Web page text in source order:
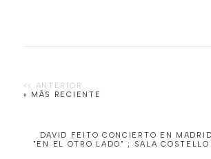
« MÁS RECIENTE
DAVID FEITO CONCIERTO EN
"EN EL OTRO LADO" ; SALA